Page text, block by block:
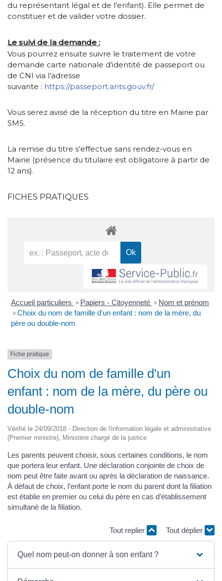
du représentant légal et de l’enfant). Elle permet de
constituer et de valider votre dossier.
Le suivi de la demande :
Vous pourrez ensuite suivre le traitement de votre
demande carte nationale d’identité de passeport ou
de CNI via l’adresse
suivante : https://passeport.ants.gouv.fr/
Vous serez avisé de la réception du titre en Mairie par
SMS.
La remise du titre s’effectue sans rendez-vous en
Mairie (présence du titulaire est obligatoire à partir de
12 ans).
FICHES PRATIQUES
Accueil particuliers > Papiers - Citoyenneté > Nom et prénom
> Choix du nom de famille d'un enfant : nom de la mère, du
père ou double-nom
Fiche pratique
Choix du nom de famille d'un
enfant : nom de la mère, du père ou
double-nom
Vérifié le 24/09/2018 - Direction de l'information légale et administrative
(Premier ministre), Ministère chargé de la justice
Les parents peuvent choisir, sous certaines conditions, le nom
que portera leur enfant. Une déclaration conjointe de choix de
nom peut être faite avant ou après la déclaration de naissance.
À défaut de choix, l’enfant porte le nom du parent dont la filiation
est établie en premier ou celui du père en cas d’établissement
simultané de la filiation.
Tout replier Tout déplier
Quel nom peut-on donner à son enfant ?